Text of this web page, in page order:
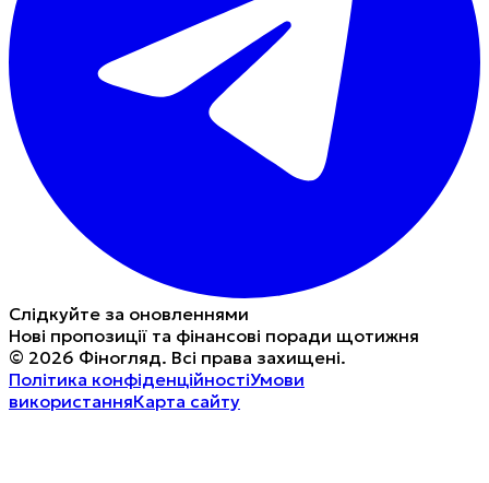
Слідкуйте за оновленнями
Нові пропозиції та фінансові поради щотижня
© 2026 Фіногляд. Всі права захищені.
Політика конфіденційностіУмови
використанняКарта сайту